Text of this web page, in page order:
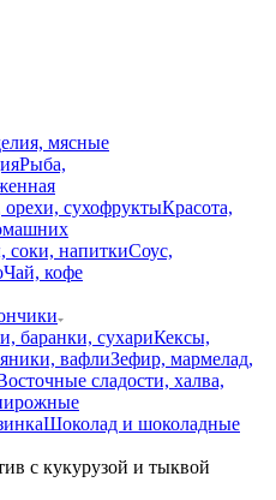
мясные
Рыба,
сухофруктыКрасота,
соки, напиткиСоус,
Чай, кофе
баранки, сухариКексы,
вафлиЗефир, мармелад,
сладости, халва,
Шоколад и шоколадные
с кукурузой и тыквой